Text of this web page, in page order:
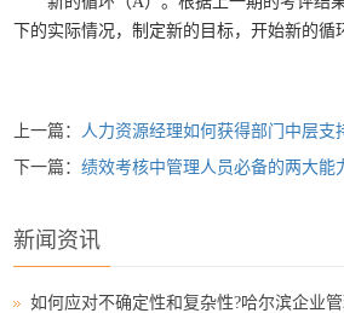
下的实际情况，制定新的目标，开始新的循
上一篇： 人力资源经理如何获得部门中层支
下一篇：绩效考核中管理人员必备的两大能
新闻资讯